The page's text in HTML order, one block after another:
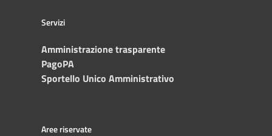
Servizi
Amministrazione trasparente
PagoPA
Sportello Unico Amministrativo
Aree riservate